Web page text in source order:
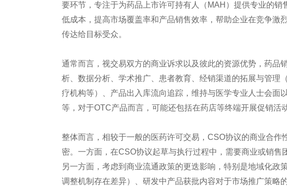
要环节，专注于为药品上市许可持有人（MAH）提供专业的
低成本，提高市场覆盖率和产品销售效率，帮助企业在竞争激
传达给目标受众。
通常而言，视交易双方的商业诉求以及彼此的资源优势，药品
析、数据分析、学术推广、患者教育、经销渠道的拓展与管理
疗机构等）、产品出入库流向追踪，维持与医学专业人士会面
等，对于OTC产品而言，可能还包括在药店等终端开展促销活
整体而言，相较于一般的医药许可交易，CSO协议的商业合作
密。一方面，在CSO协议起草与执行过程中，需要商业或销售
另一方面，考虑到商业流通政策的更迭影响，特别是地域化政
调整机制存在差异）、研发中产品获批内容对于市场推广策略